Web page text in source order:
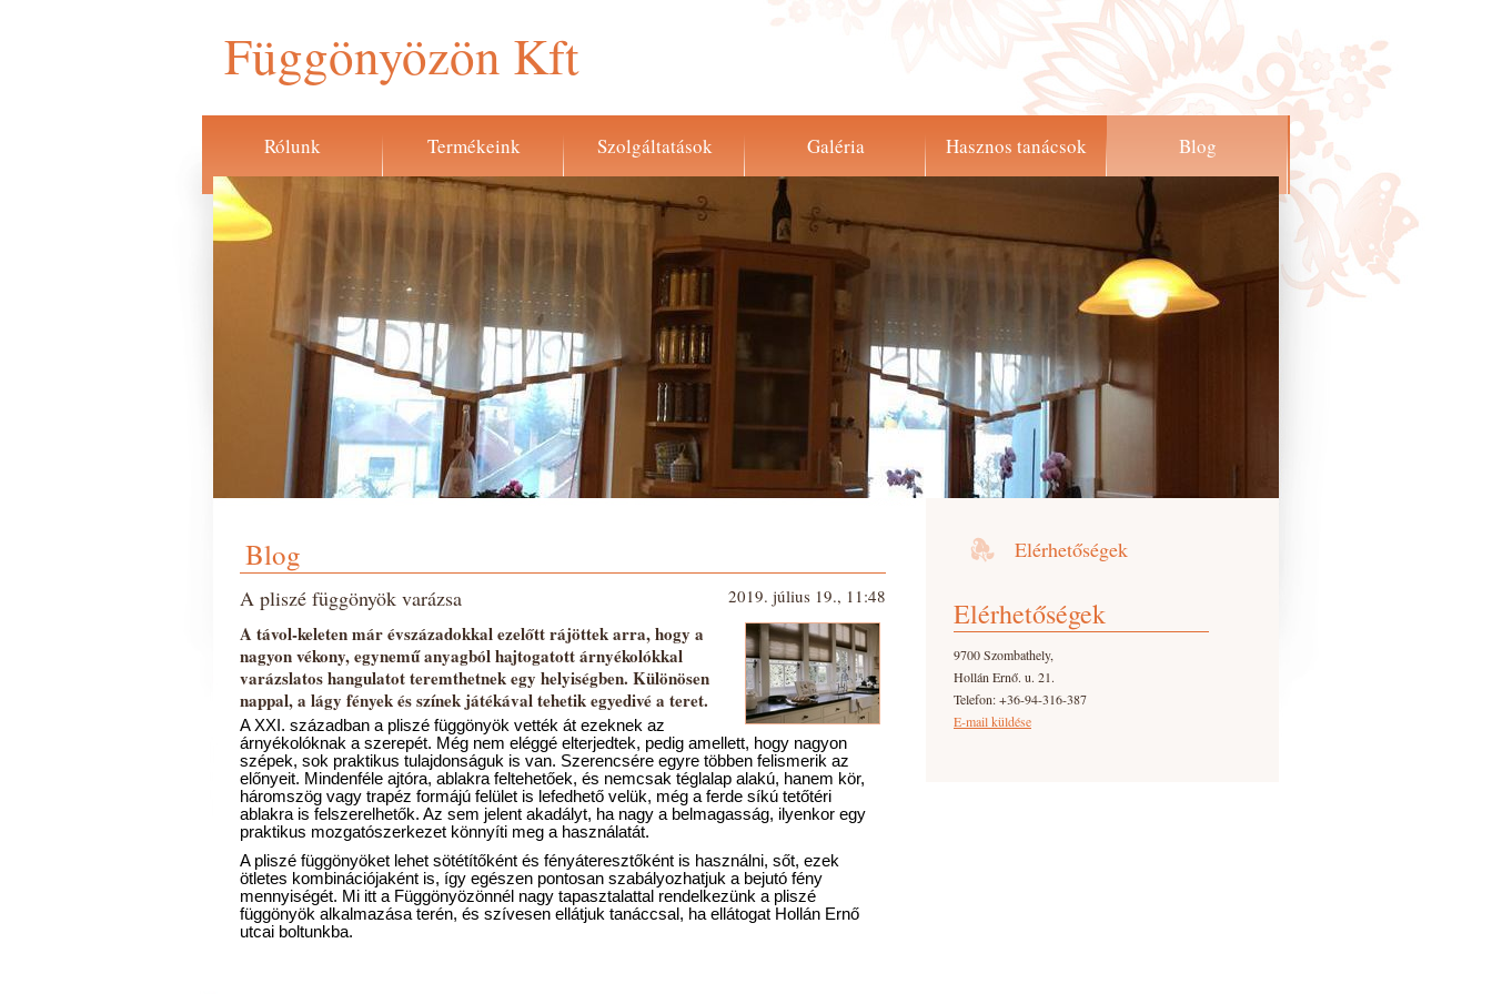
Függönyözön Kft
Rólunk Termékeink Szolgáltatások Galéria Hasznos tanácsok Blog
Elérhetőségek
Elérhetőségek
9700 Szombathely,
Hollán Ernő. u. 21.
Telefon: +36-94-316-387
E-mail küldése
Blog
2019. július 19., 11:48
A pliszé függönyök varázsa
A távol-keleten már évszázadokkal ezelőtt rájöttek arra, hogy a
nagyon vékony, egynemű anyagból hajtogatott árnyékolókkal
varázslatos hangulatot teremthetnek egy helyiségben. Különösen
nappal, a lágy fények és színek játékával tehetik egyedivé a teret.
A XXI. században a pliszé függönyök vették át ezeknek az
árnyékolóknak a szerepét. Még nem eléggé elterjedtek, pedig amellett, hogy nagyon
szépek, sok praktikus tulajdonságuk is van. Szerencsére egyre többen felismerik az
előnyeit. Mindenféle ajtóra, ablakra feltehetőek, és nemcsak téglalap alakú, hanem kör,
háromszög vagy trapéz formájú felület is lefedhető velük, még a ferde síkú tetőtéri
ablakra is felszerelhetők. Az sem jelent akadályt, ha nagy a belmagasság, ilyenkor egy
praktikus mozgatószerkezet könnyíti meg a használatát.
A pliszé függönyöket lehet sötétítőként és fényáteresztőként is használni, sőt, ezek
ötletes kombinációjaként is, így egészen pontosan szabályozhatjuk a bejutó fény
mennyiségét. Mi itt a Függönyözönnél nagy tapasztalattal rendelkezünk a pliszé
függönyök alkalmazása terén, és szívesen ellátjuk tanáccsal, ha ellátogat Hollán Ernő
utcai boltunkba.